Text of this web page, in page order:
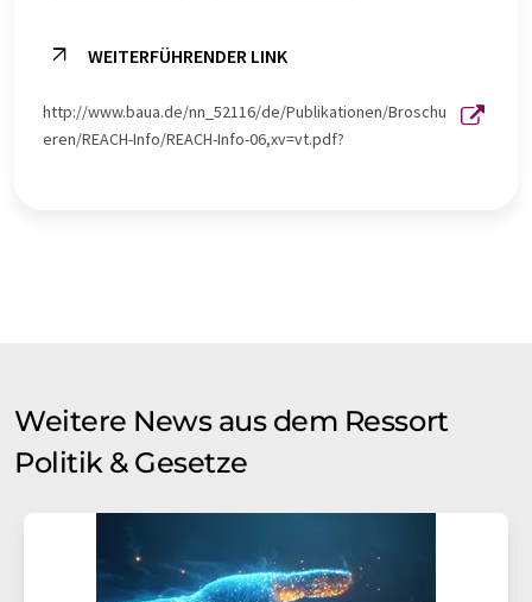
WEITERFÜHRENDER LINK
http://www.baua.de/nn_52116/de/Publikationen/Broschu
eren/REACH-Info/REACH-Info-06,xv=vt.pdf?
Weitere News aus dem Ressort
Politik & Gesetze